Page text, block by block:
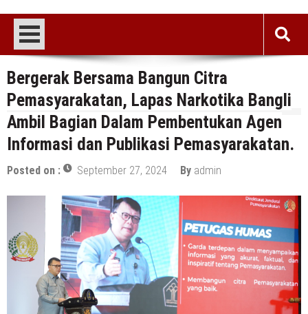
Bergerak Bersama Bangun Citra
Pemasyarakatan, Lapas Narkotika Bangli
Ambil Bagian Dalam Pembentukan Agen
Informasi dan Publikasi Pemasyarakatan.
Posted on : September 27, 2024 By admin